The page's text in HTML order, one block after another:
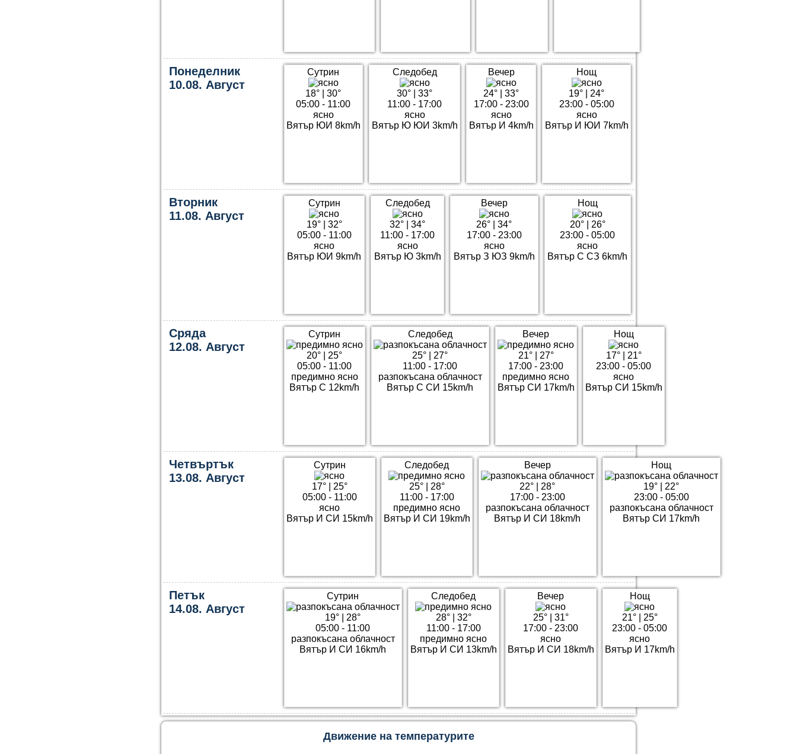
Понеделник
10.08. Август
Сутрин
18° |30°
05:00 - 11:00
ясно
Вятър ЮИ 8km/h
Следобед
30° |33°
11:00 - 17:00
ясно
Вятър Ю ЮИ 3km/h
Вечер
24° |33°
17:00 - 23:00
ясно
Вятър И 4km/h
Нощ
19°
24°
23:00 - 05:00
ясно
Вятър И ЮИ 7km/h
Вторник
11.08. Август
Сутрин
19°| 32°
05:00 - 11:00
ясно
Вятър ЮИ 9km/h
Следобед
32° |34°
11:00 - 17:00
ясно
Вятър Ю 3km/h
Вечер
26° |34°
17:00 - 23:00
ясно
Вятър З ЮЗ 9km/h
Нощ
20°| 26°
23:00 - 05:00
ясно
Вятър С СЗ 6km/h
Сряда
12.08. Август
Сутрин
20°
25°
05:00 - 11:00
предимно ясно
Вятър С 12km/h
Следобед
25°
27°
11:00 - 17:00
разпокъсана облачност
Вятър С СИ 15km/h
Вечер
21°| 27°
17:00 - 23:00
предимно ясно
Вятър СИ 17km/h
Нощ
17°| 21°
23:00 - 05:00
ясно
Вятър СИ 15km/h
Четвъртък
13.08. Август
Сутрин
17°| 25°
05:00 - 11:00
ясно
Вятър И СИ 15km/h
Следобед
25°| 28°
11:00 - 17:00
предимно ясно
Вятър И СИ 19km/h
Вечер
22°
28°
17:00 - 23:00
разпокъсана облачност
Вятър И СИ 18km/h
Нощ
19°
22°
23:00 - 05:00
разпокъсана облачност
Вятър СИ 17km/h
Петък
14.08. Август
Сутрин
19°
28°
05:00 - 11:00
разпокъсана облачност
Вятър И СИ 16km/h
Следобед
28°| 32°
11:00 - 17:00
предимно ясно
Вятър И СИ 13km/h
Вечер
25°| 31°
17:00 - 23:00
ясно
Вятър И СИ 18km/h
Нощ
21°| 25°
23:00 - 05:00
ясно
Вятър И 17km/h
Движение на температурите